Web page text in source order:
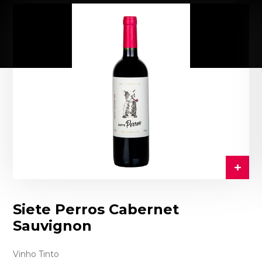
Siete Perros Cabernet
Sauvignon
Vinho Tinto